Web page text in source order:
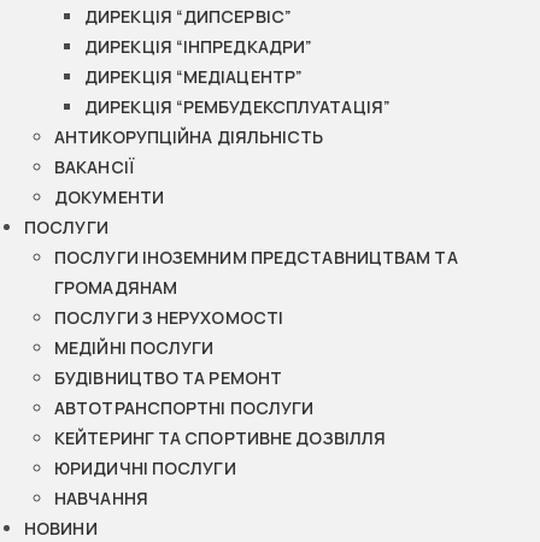
ДИРЕКЦІЯ “ДИПСЕРВІС”
ДИРЕКЦІЯ “ІНПРЕДКАДРИ”
ДИРЕКЦІЯ “МЕДІАЦЕНТР”
ДИРЕКЦІЯ “РЕМБУДЕКСПЛУАТАЦІЯ”
АНТИКОРУПЦІЙНА ДІЯЛЬНІСТЬ
ВАКАНСІЇ
ДОКУМЕНТИ
ПОСЛУГИ
ПОСЛУГИ ІНОЗЕМНИМ ПРЕДСТАВНИЦТВАМ ТА
ГРОМАДЯНАМ
ПОСЛУГИ З НЕРУХОМОСТІ
МЕДІЙНІ ПОСЛУГИ
БУДІВНИЦТВО ТА РЕМОНТ
АВТОТРАНСПОРТНІ ПОСЛУГИ
КЕЙТЕРИНГ ТА СПОРТИВНЕ ДОЗВІЛЛЯ
ЮРИДИЧНІ ПОСЛУГИ
НАВЧАННЯ
НОВИНИ